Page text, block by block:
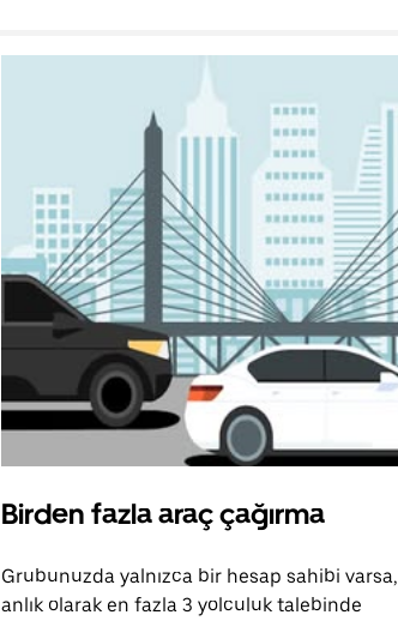
Birden fazla araç çağırma
Grubunuzda yalnızca bir hesap sahibi varsa,
anlık olarak en fazla 3 yolculuk talebinde